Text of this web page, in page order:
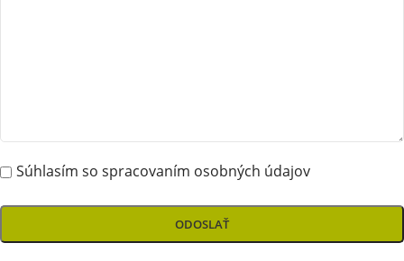
Súhlasím so spracovaním osobných údajov